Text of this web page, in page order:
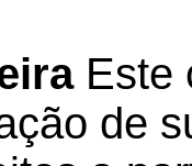
Este
de